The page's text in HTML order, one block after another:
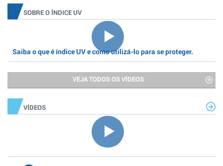
SOBRE O ÍNDICE UV
Saiba o que é índice UV e como utilizá-lo para se proteger.
VEJA TODOS OS VÍDEOS
VÍDEOS